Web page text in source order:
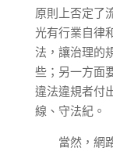
原則上否定了
光有行業自律
法，讓治理的
些；另一方面
違法違規者付
線、守法紀。
當然，網路